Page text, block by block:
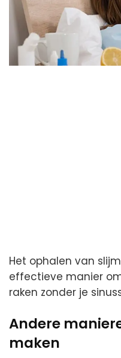
Het ophalen van
effectieve manier
raken zonder je
Andere
maken